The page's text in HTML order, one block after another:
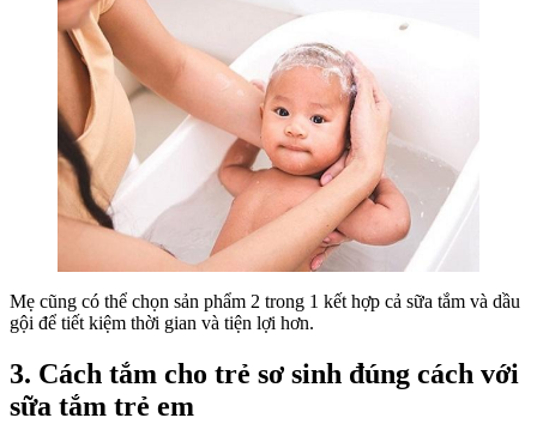
Mẹ cũng có thể chọn sản phẩm 2 trong 1 kết hợp cả sữa tắm và dầu
gội để tiết kiệm thời gian và tiện lợi hơn.
3. Cách tắm cho trẻ sơ sinh đúng cách với
sữa tắm trẻ em